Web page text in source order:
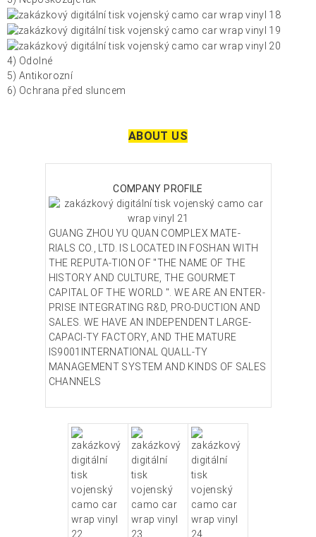
4) Odolné
5) Antikorozní
6) Ochrana před sluncem
ABOUT US
COMPANY PROFILE
GUANG ZHOU YU QUAN COMPLEX MATE-
RIALS CO., LTD. IS LOCATED IN FOSHAN WITH
THE REPUTA-TION OF "THE NAME OF THE
HISTORY AND CULTURE, THE GOURMET
CAPITAL OF THE WORLD ". WE ARE AN ENTER-
PRISE INTEGRATING R&D, PRO-DUCTION AND
SALES. WE HAVE AN INDEPENDENT LARGE-
CAPACI-TY FACTORY, AND THE MATURE
IS9001INTERNATIONAL QUALL-TY
MANAGEMENT SYSTEM AND KINDS OF SALES
CHANNELS